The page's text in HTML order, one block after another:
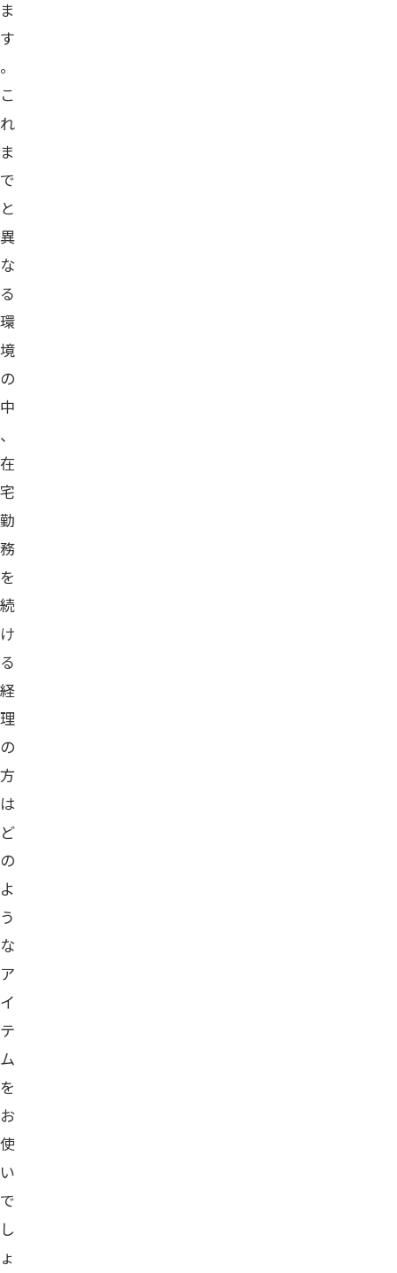
ま
す
。
こ
れ
ま
で
と
異
な
る
環
境
の
中
、
在
宅
勤
務
を
続
け
る
経
理
の
方
は
ど
の
よ
う
な
ア
イ
テ
ム
を
お
使
い
で
し
ょ